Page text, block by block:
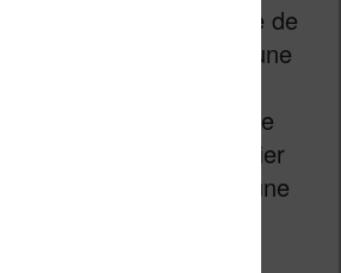
est souvent possible de
quelques euros une
son intention
le mieux c’est encore de
les personne pour vérifier
bien et faire une